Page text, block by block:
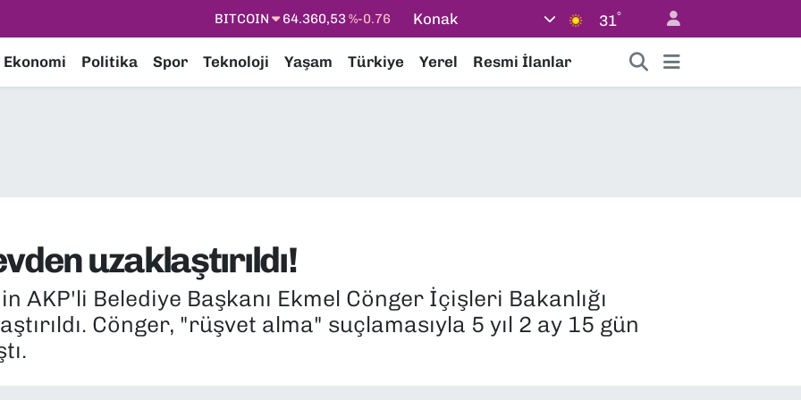
DOLAR 47,7069%0.17
STERLİN
64,1897%0.02
Konak 31°
Ekonomi Politika Spor Teknoloji Yaşam Türkiye Yerel Resmi İlanlar
uzaklaştırıldı!
AKP'li Belediye Başkanı Ekmel Cönger İçişleri Bakanlığı
Cönger, "rüşvet alma" suçlamasıyla 5 yıl 2 ay 15 gün